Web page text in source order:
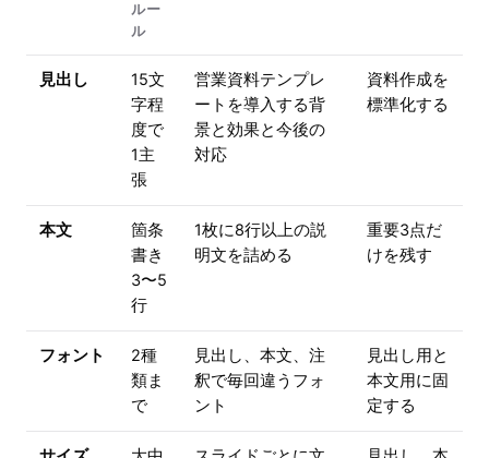
ルー
ル
見出し
15文
字程
度で
1主
張
営業資料テンプレ
ートを導入する背
景と効果と今後の
対応
資料作成を
標準化する
本文
箇条
書き
3〜5
行
1枚に8行以上の説
明文を詰める
重要3点だ
けを残す
フォント
2種
類ま
で
見出し、本文、注
釈で毎回違うフォ
ント
見出し用と
本文用に固
定する